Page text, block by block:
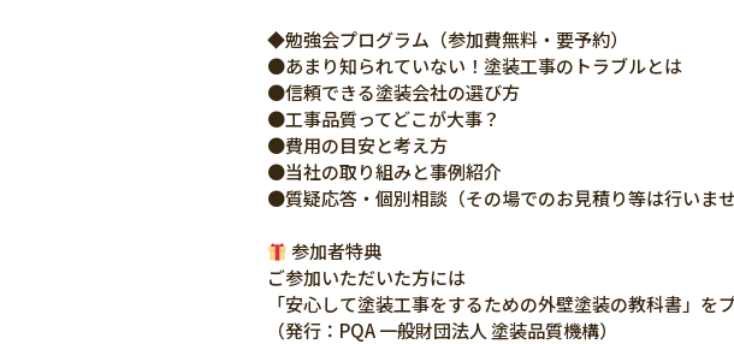
◆勉強会プログラム（参加費無料・要予約）
●あまり知られていない！塗装工事のトラブルとは
●信頼できる塗装会社の選び方
●工事品質ってどこが大事？
●費用の目安と考え方
●当社の取り組みと事例紹介
●質疑応答・個別相談（その場でのお見積り等は行いませ
参加者特典
ご参加いただいた方には
「安心して塗装工事をするための外壁塗装の教科書」を
（発行：PQA 一般財団法人 塗装品質機構）